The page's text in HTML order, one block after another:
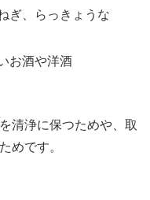
ぎ、らっきょうな
お酒や洋酒
清浄に保つためや、取
めです。